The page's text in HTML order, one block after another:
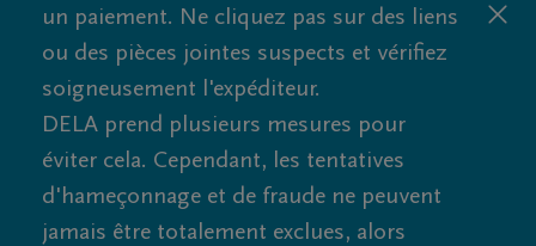
un paiement. Ne cliquez pas sur des liens
ou des pièces jointes suspects et vérifiez
soigneusement l'expéditeur.
DELA prend plusieurs mesures pour
éviter cela. Cependant, les tentatives
d'hameçonnage et de fraude ne peuvent
jamais être totalement exclues, alors